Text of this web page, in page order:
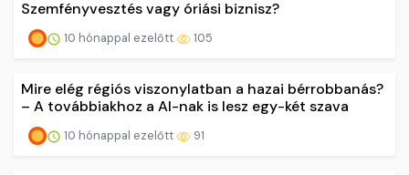
Szemfényvesztés vagy óriási biznisz?
10 hónappal ezelőtt 105
Mire elég régiós viszonylatban a hazai bérrobbanás?
– A továbbiakhoz a AI-nak is lesz egy-két szava
10 hónappal ezelőtt 91